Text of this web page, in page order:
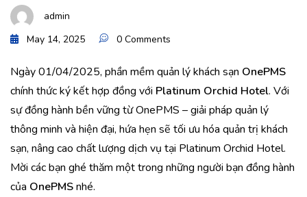
admin
May 14, 2025
0 Comments
Ngày 01/04/2025, phần mềm quản lý khách sạn OnePMS
chính thức ký kết hợp đồng với Platinum Orchid Hotel. Với
sự đồng hành bền vững từ OnePMS – giải pháp quản lý
thông minh và hiện đại, hứa hẹn sẽ tối ưu hóa quản trị khách
sạn, nâng cao chất lượng dịch vụ tại Platinum Orchid Hotel.
Mời các bạn ghé thăm một trong những người bạn đồng hành
của OnePMSnhé.